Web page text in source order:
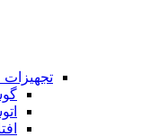
تجهیزات